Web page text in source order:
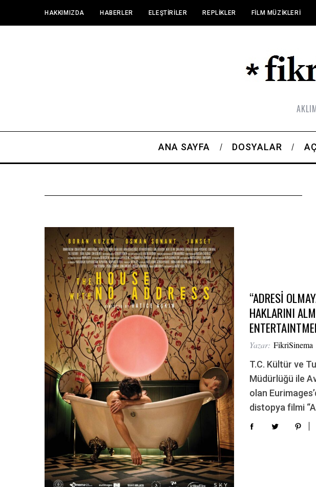
HAKKIMIZDA HABERLER ELEŞTIRILER REPLIKLER FILM MÜZIKLERI
ANA SAYFA DOSYALAR
“ADRESİ
HAKLARINI
Yazar: FikriSinema
T.C. Kültür ve
Müdürlüğü ile
olan
distopya filmi